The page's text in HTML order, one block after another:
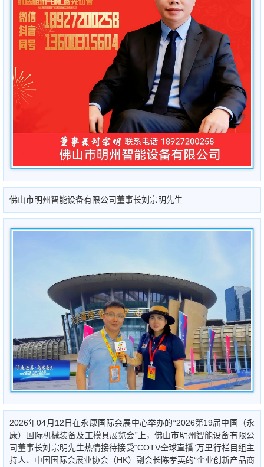
佛山市明州智能设备有限公司董事长刘宗明先生
2026年04月12日在永康国际会展中心举办的“2026第19届中国（永
康）国际机械装备及工模具展览会”上，佛山市明州智能设备有限公
司董事长刘宗明先生热情接待接受“COTV全球直播”万里行栏目组主
持人、中国国际会展业协会（HK）副会长陈孝英的“企业创新产品商